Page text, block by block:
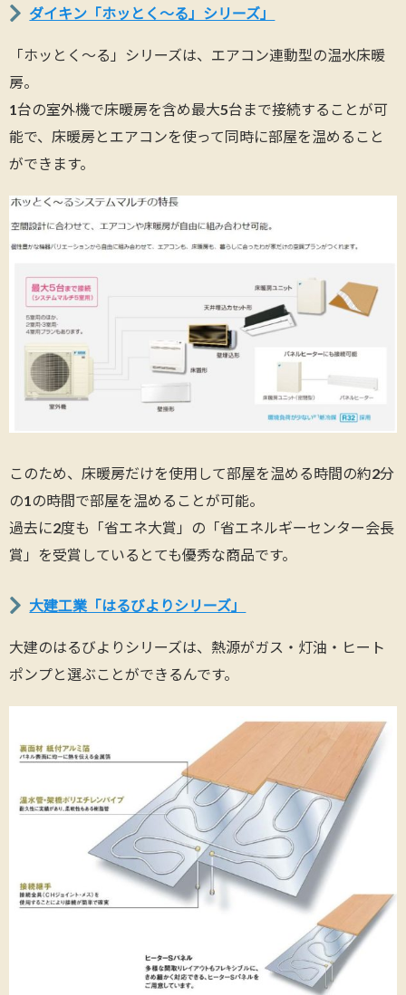
ダイキン「ホッとく～る」シリーズ」
「ホッとく～る」シリーズは、エアコン連動型の温水床暖
房。
1台の室外機で床暖房を含め最大5台まで接続することが可
能で、床暖房とエアコンを使って同時に部屋を温めること
ができます。
このため、床暖房だけを使用して部屋を温める時間の約2分
の1の時間で部屋を温めることが可能。
過去に2度も「省エネ大賞」の「省エネルギーセンター会長
賞」を受賞しているとても優秀な商品です。
大建工業「はるびよりシリーズ」
大建のはるびよりシリーズは、熱源がガス・灯油・ヒート
ポンプと選ぶことができるんです。